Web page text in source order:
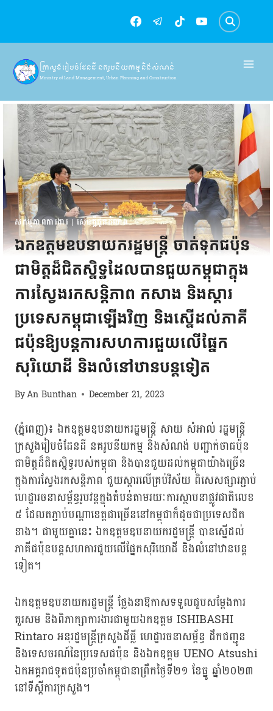
content
ក្រសួងរៀបចំដែនដី នគរូបនីយកម្ម និងសំណង់
Ministry of Land Management, Urban Planning and Construction
សកម្មភាពការងារ |សេចក្តីជូនដំណឹង
ឯកឧត្តមឧបនាយករដ្ឋមន្ត្រី ចាត់ទុកជប៉ុន
ជាមិត្តដ៏ជិតស្និទ្ធដែលបានជួយកម្ពុជាក្នុង
ការស្វែងរកសន្តិភាព កសាង និងស្ដារ
ប្រទេសកម្ពុជាឡើងវិញ និងស្នើដល់ភាគី
ជប៉ុនឱ្យបន្តការសហការជួយលើផ្នែក
សុរិយោដី និងលំនៅឋានបន្តទៀត
ByAn Bunthan December 21, 2023
(ភ្នំពេញ)៖ ឯកឧត្តមឧបនាយករដ្ឋមន្ត្រី សាយ សំអាល់ រដ្ឋមន្ត្រី
ក្រសួងរៀបចំដែនដី នគរូបនីយកម្ម និងសំណង់ បញ្ជាក់ថាជប៉ុន
ជាមិត្តដ៏ជិតស្និទ្ធរបស់កម្ពុជា និងបានជួយដល់កម្ពុជាយ៉ាងច្រើន
ក្នុងការស្វែងរកសន្តិភាព ជួយស្តារលើគ្រប់វិស័យ ពិសេសផ្សារភ្ជាប់
ហេដ្ឋារចនាសម្ព័ន្ធរូបវន្តក្នុងតំបន់តាមរយៈការស្ថាបនាផ្លូវជាតិលេខ
៥ ដែលតភ្ជាប់បណ្ដាខេត្តជាច្រើននៅកម្ពុជាក៏ដូចជាប្រទេសជិត
ខាង។ ជាមួយគ្នានេះ ឯកឧត្តមឧបនាយករដ្ឋមន្ត្រី បានស្នើដល់
ភាគីជប៉ុនបន្តសហការជួយលើផ្នែកសុរិយោដី និងលំនៅឋានបន្ត
ទៀត។
ឯកឧត្តមឧបនាយករដ្ឋមន្ត្រី ថ្លែងនាឱកាសទទួលជួបសម្ដែងការ
គួរសម និងពិភាក្សាការងារជាមួយឯកឧត្តម ISHIBASHI
Rintaro អនុរដ្ឋមន្ត្រីក្រសួងដីធ្លី ហេដ្ឋារចនាសម្ព័ន្ធ ដឹកជញ្ជូន
និងទេសចរណ៍នៃប្រទេសជប៉ុន និងឯកឧត្តម UENO Atsushi
ឯកអគ្គរាជទូតជប៉ុនប្រចាំកម្ពុជានាព្រឹកថ្ងៃទី២១ ខែធ្នូ ឆ្នាំ២០២៣
នៅទីស្តីការក្រសួង។